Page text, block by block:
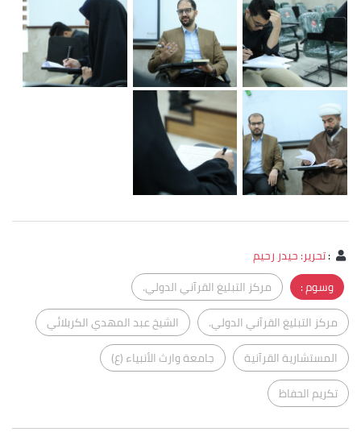
:تحرير: حيدر رحيم
وسوم :
مركز التبليغ القرآني الدولي.
مركز التبليغ القرآني الدولي.
الشيخ عبد المهدي الكربلائي
المستشارية القرآنية
جامعة وارث الأنبياء (ع)
تكريم الحفاظ